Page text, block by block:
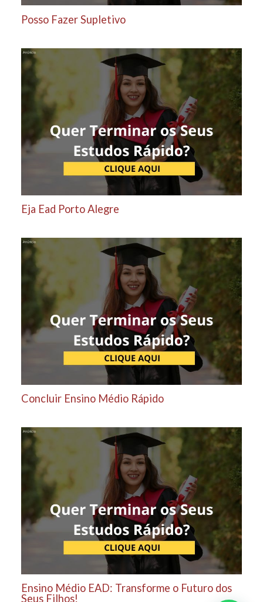
Posso Fazer Supletivo
Eja Ead Porto Alegre
Concluir Ensino Médio Rápido
Ensino Médio EAD: Transforme o Futuro dos
Seus Filhos!